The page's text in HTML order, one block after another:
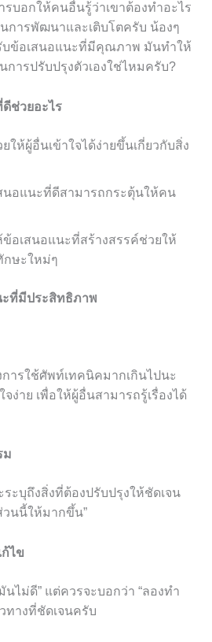
บอกให้คนอื่นรู้ว่าเขาต้องทำอะไร
การพัฒนาและเติบโตครับ น้องๆ
รับข้อเสนอแนะที่มีคุณภาพ มันทำให้
การปรับปรุงตัวเองใช่ไหมครับ?
ช่วยอะไร
ยให้ผู้อื่นเข้าใจได้ง่ายขึ้นเกี่ยวกับสิ่ง
นอแนะที่ดีสามารถกระตุ้นให้คน
ข้อเสนอแนะที่สร้างสรรค์ช่วยให้
ษะใหม่ๆ
ะที่มีประสิทธิภาพ
ารใช้ศัพท์เทคนิคมากเกินไปนะ
ง่าย เพื่อให้ผู้อื่นสามารถรู้เรื่องได้
ม
ะบุถึงสิ่งที่ต้องปรับปรุงให้ชัดเจน
วนนี้ให้มากขึ้น”
ไข
ไม่ดี” แต่ควรจะบอกว่า “ลองทำ
ทางที่ชัดเจนครับ